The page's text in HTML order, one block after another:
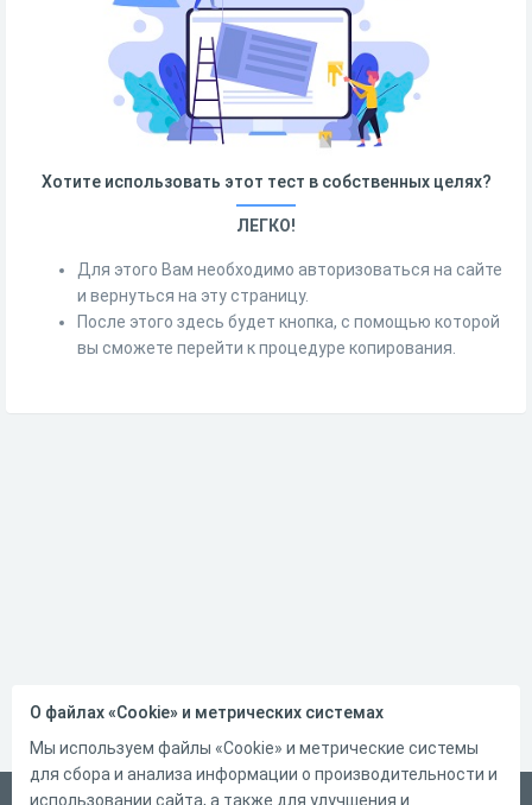
Хотите использовать этот тест в собственных целях?
ЛЕГКО!
Для этого Вам необходимо авторизоваться на сайте
и вернуться на эту страницу.
После этого здесь будет кнопка, с помощью которой
вы сможете перейти к процедуре копирования.
О файлах «Cookie» и метрических системах
Мы используем файлы «Cookie» и метрические системы
для сбора и анализа информации о производительности и
использовании сайта, а также для улучшения и